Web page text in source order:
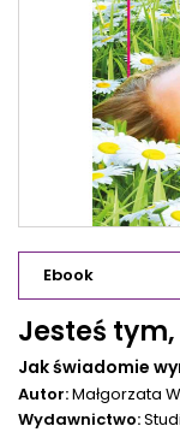
Ebook
Jesteś
Jak świadomie
Autor:Małgorzata
Wydawnictwo: